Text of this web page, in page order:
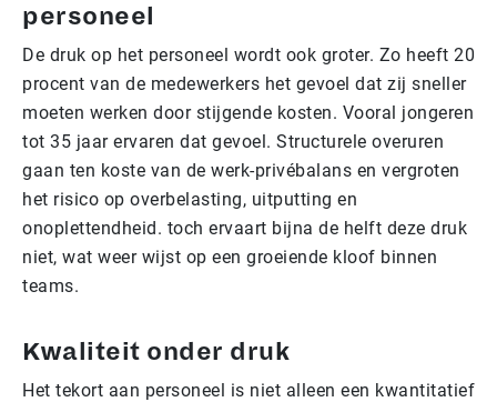
personeel
De druk op het personeel wordt ook groter. Zo heeft 20
procent van de medewerkers het gevoel dat zij sneller
moeten werken door stijgende kosten. Vooral jongeren
tot 35 jaar ervaren dat gevoel. Structurele overuren
gaan ten koste van de werk-privébalans en vergroten
het risico op overbelasting, uitputting en
onoplettendheid. toch ervaart bijna de helft deze druk
niet, wat weer wijst op een groeiende kloof binnen
teams.
Kwaliteit onder druk
Het tekort aan personeel is niet alleen een kwantitatief